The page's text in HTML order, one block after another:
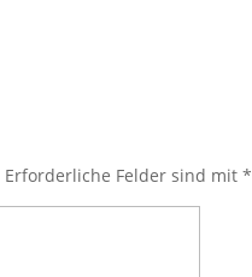
Erforderliche Felder sind mit*